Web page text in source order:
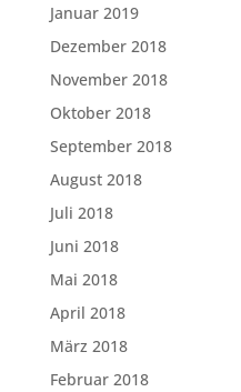
Januar 2019
Dezember 2018
November 2018
Oktober 2018
September 2018
August 2018
Juli 2018
Juni 2018
Mai 2018
April 2018
März 2018
Februar 2018